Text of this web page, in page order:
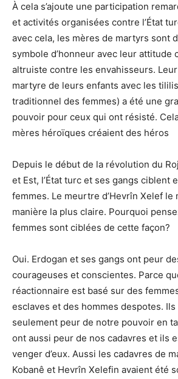
À cela s’ajoute une participation
et activités organisées contre l’État
avec cela, les mères de martyrs sont
symbole d’honneur avec leur attitude
altruiste contre les envahisseurs.
martyre de leurs enfants avec les
traditionnel des femmes) a été une
pouvoir pour ceux qui ont résisté.
mères héroïques créaient des héros
Depuis le début de la révolution du
et Est, l’État turc et ses gangs ciblent
femmes. Le meurtre d’Hevrîn Xelef le
manière la plus claire. Pourquoi
femmes sont ciblées de cette façon?
Oui. Erdogan et ses gangs ont peur
courageuses et conscientes. Parce
réactionnaire est basé sur des
esclaves et des hommes despotes. Ils
seulement peur de notre pouvoir en
ont aussi peur de nos cadavres et ils
venger d’eux. Aussi les cadavres de
Kobanê et Hevrîn Xelefin avaient été